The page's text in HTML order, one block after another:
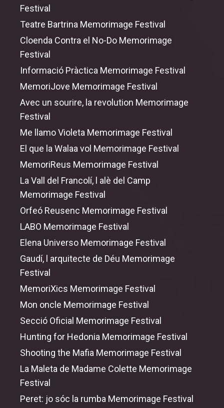
Festival
Teatre Bartrina Memorimage Festival
Cloenda Contra el No-Do Memorimage
Festival
Informació Pràctica Memorimage Festival
MemoriJove Memorimage Festival
Avec un sourire, la revolution Memorimage
Festival
Me llamo Violeta Memorimage Festival
El que la Walaa vol Memorimage Festival
MemoriReus Memorimage Festival
La Vall del Francolí, l alè del Camp
Memorimage Festival
Orfeó Reusenc Memorimage Festival
LABO Memorimage Festival
Elena Universo Memorimage Festival
Gaudí, l arquitecte de Déu Memorimage
Festival
MemoriXics Memorimage Festival
Mon oncle Memorimage Festival
Secció Oficial Memorimage Festival
Hunting for Hedonia Memorimage Festival
Shooting the Mafia Memorimage Festival
La Maleta de Madame Colette Memorimage
Festival
Peret: jo sóc la rumba Memorimage Festival